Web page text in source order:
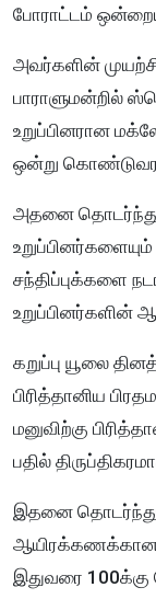
போராட்டம்
அவர்களின்
பாராளுமன்றில்
உறுப்பினரான
ஒன்று
அதனை தொடர்ந்து
சந்திப்புக்களை
உறுப்பினர்களின்
கறுப்பு யூலை
பிரித்தானிய
மனுவிற்கு
பதில்
இதனை தொடர்ந்து,
ஆயிரக்கணக்கான
இதுவரை 100க்கு